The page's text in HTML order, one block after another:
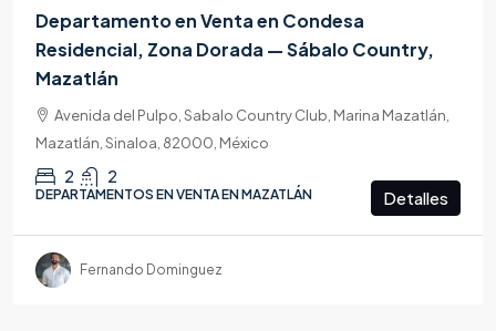
Departamento en Venta en Condesa
Residencial, Zona Dorada — Sábalo Country,
Mazatlán
Avenida del Pulpo, Sabalo Country Club, Marina Mazatlán,
Mazatlán, Sinaloa, 82000, México
2 2
DEPARTAMENTOS EN VENTA EN MAZATLÁN Detalles
Fernando Dominguez